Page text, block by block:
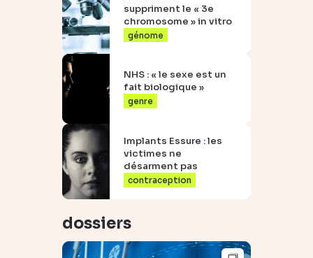
suppriment le « 3e
chromosome » in vitro
génome
NHS : « le sexe est un
fait biologique »
genre
Implants Essure : les
victimes ne
désarment pas
contraception
dossiers